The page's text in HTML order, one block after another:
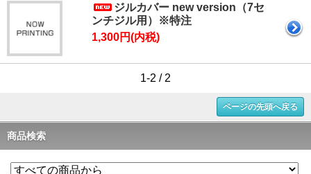
ジルカバー new version（7セ
ンチジル用）※特注
1,300円(内税)
1-2 / 2
ページの先頭へ戻る
商品検索